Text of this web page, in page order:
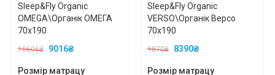
Sleep&Fly Organic
OMEGA\Органік ОМЕГА
70x190
10606₴ 9016₴
Розмір матрацу
Sleep&Fly Organic
VERSO\Органік Версо
70x190
9870₴ 8390₴
Розмір матрацу